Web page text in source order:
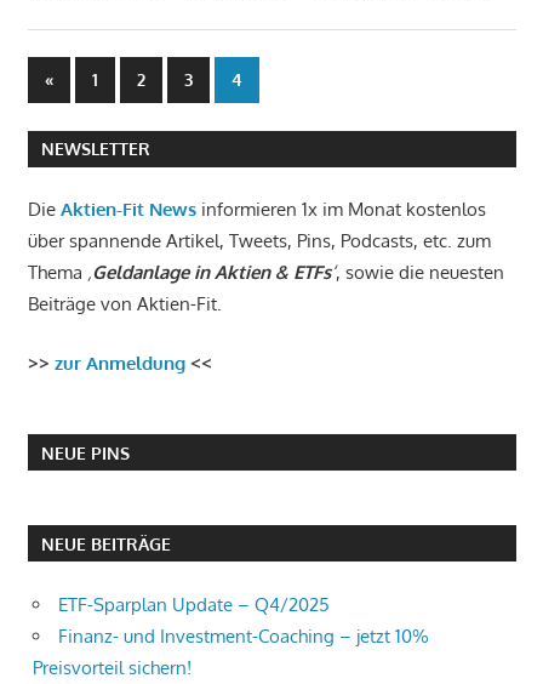
Seitennummerierung
der
Beiträge
«Vorherige
Beiträge
1 2 3 4
NEWSLETTER
Die Aktien-Fit Newsinformieren 1x im Monat kostenlos
über spannende Artikel, Tweets, Pins, Podcasts, etc. zum
Thema ‚Geldanlage in Aktien & ETFs‘, sowie die neuesten
Beiträge von Aktien-Fit.
>> zur Anmeldung<<
NEUE PINS
NEUE BEITRÄGE
ETF-Sparplan Update – Q4/2025
Finanz- und Investment-Coaching – jetzt 10%
Preisvorteil sichern!